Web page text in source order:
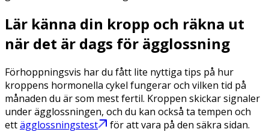
Lär känna din kropp och räkna ut
när det är dags för ägglossning
Förhoppningsvis har du fått lite nyttiga tips på hur
kroppens hormonella cykel fungerar och vilken tid på
månaden du är som mest fertil. Kroppen skickar signaler
under ägglossningen, och du kan också ta tempen och
ettägglossningstest för att vara på den säkra sidan.